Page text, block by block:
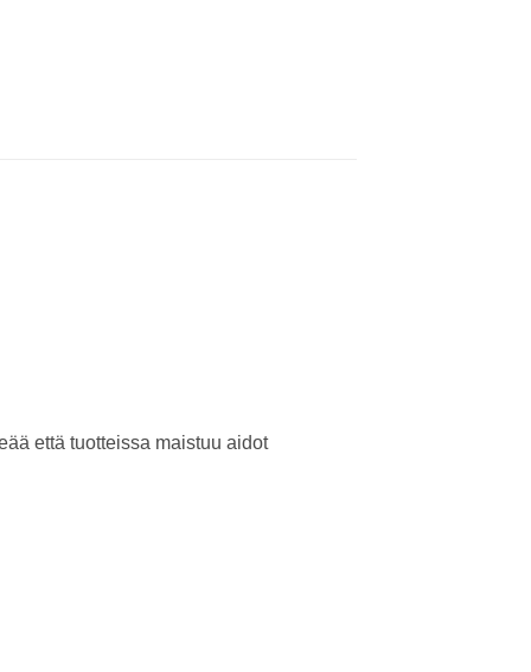
että tuotteissa maistuu aidot